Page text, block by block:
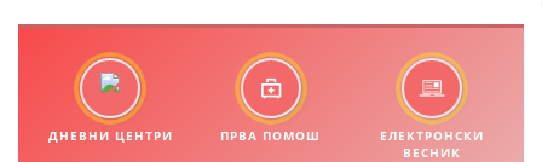
МЕЃУНАРОДНА СОРАБОТКА
ДОГОВОРИ
ДНЕВНИ ЦЕНТРИ ПРВА ПОМОШ
ЕЛЕКТРОНСКИ
ВЕСНИК